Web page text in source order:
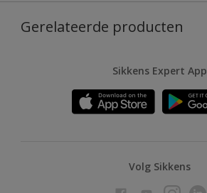
Gerelateerde producten
Sikkens Expert App
Volg Sikkens